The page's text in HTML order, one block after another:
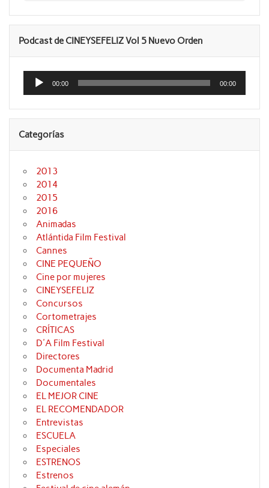
Podcast de CINEYSEFELIZ Vol 5 Nuevo Orden
Reproductor
audio
00:00 00:00
Categorías
2013
2014
2015
2016
Animadas
Atlántida Film Festival
Cannes
CINE PEQUEÑO
Cine por mujeres
CINEYSEFELIZ
Concursos
Cortometrajes
CRÍTICAS
D'A Film Festival
Directores
Documenta Madrid
Documentales
EL MEJOR CINE
EL RECOMENDADOR
Entrevistas
ESCUELA
Especiales
ESTRENOS
Estrenos